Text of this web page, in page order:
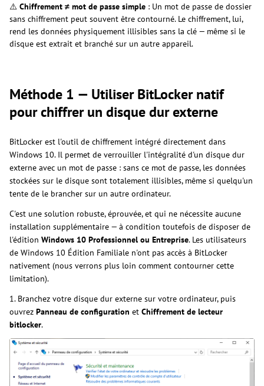
⚠️ Chiffrement ≠ mot de passe simple : Un mot de passe de dossier
sans chiffrement peut souvent être contourné. Le chiffrement, lui,
rend les données physiquement illisibles sans la clé — même si le
disque est extrait et branché sur un autre appareil.
Méthode 1 — Utiliser BitLocker natif
pour chiffrer un disque dur externe
BitLocker est l'outil de chiffrement intégré directement dans
Windows 10. Il permet de verrouiller l'intégralité d'un disque dur
externe avec un mot de passe : sans ce mot de passe, les données
stockées sur le disque sont totalement illisibles, même si quelqu'un
tente de le brancher sur un autre ordinateur.
C'est une solution robuste, éprouvée, et qui ne nécessite aucune
installation supplémentaire — à condition toutefois de disposer de
l'édition Windows 10 Professionnel ou Entreprise. Les utilisateurs
de Windows 10 Édition Familiale n'ont pas accès à BitLocker
nativement (nous verrons plus loin comment contourner cette
limitation).
1. Branchez votre disque dur externe sur votre ordinateur, puis
ouvrez Panneau de configuration et Chiffrement de lecteur
bitlocker.